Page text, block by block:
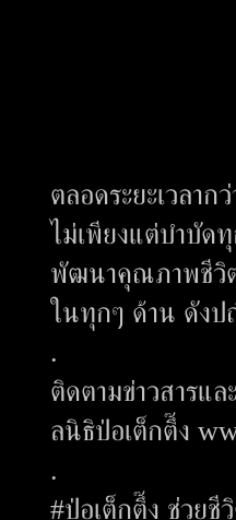
ตลอดระยะเวลาก
ไม่เพียงแต่บำบัด
พัฒนาคุณภาพชีวิต
ในทุกๆ ด้าน ดังป
.
ติดตามข่าวสารแ
ลนิธิป่อเต็กตึ๊ง
.
#ป่อเต็กตึ๊ง ช่วยชี